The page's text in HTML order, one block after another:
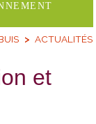
ACTUALITÉS
et